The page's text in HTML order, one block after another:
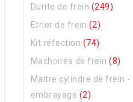
Durite de frein (249)
Etrier de frein (2)
Kit réfection (74)
Machoires de frein (8)
Maitre cylindre de frein -
embrayage (2)